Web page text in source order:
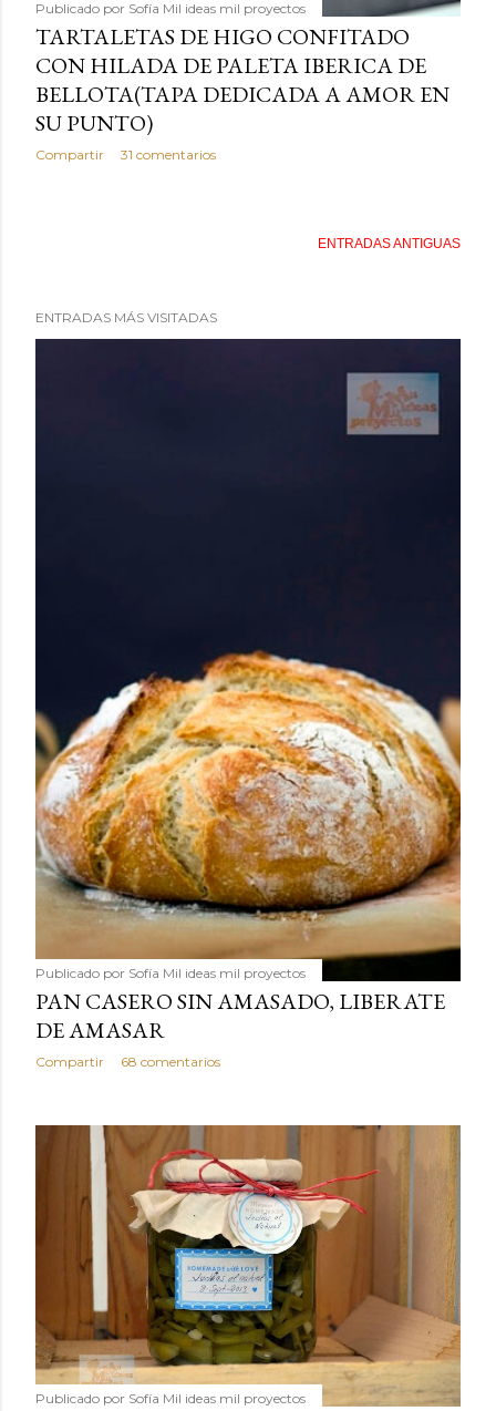
Publicado por Sofía Mil ideas mil proyectos
TARTALETAS DE HIGO CONFITADO
CON HILADA DE PALETA IBERICA DE
BELLOTA(TAPA DEDICADA A AMOR EN
SU PUNTO)
Compartir 31 comentarios
ENTRADAS ANTIGUAS
ENTRADAS MÁS VISITADAS
Publicado por Sofía Mil ideas mil proyectos
PAN CASERO SIN AMASADO, LIBERATE
DE AMASAR
Compartir 68 comentarios
Publicado por Sofía Mil ideas mil proyectos